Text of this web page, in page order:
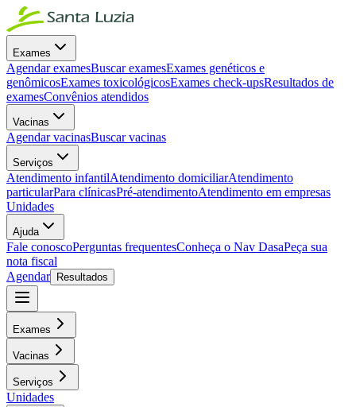
Exames
Agendar examesBuscar examesExames genéticos e
genômicosExames toxicológicosExames check-upsResultados de
examesConvênios atendidos
Vacinas
Agendar vacinasBuscar vacinas
Serviços
Atendimento infantilAtendimento domiciliarAtendimento
particularPara clínicasPré-atendimentoAtendimento em empresas
Unidades
Ajuda
Fale conoscoPerguntas frequentesConheça o Nav DasaPeça sua
nota fiscal
Agendar
Resultados
Exames
Vacinas
Serviços
Unidades